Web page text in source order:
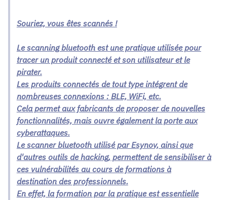
Souriez, vous êtes scannés !
Le scanning bluetooth est une pratique utilisée pour
tracer un produit connecté et son utilisateur et le
pirater.
Les produits connectés de tout type intégrent de
nombreuses connexions : BLE, WiFi, etc.
Cela permet aux fabricants de proposer de nouvelles
fonctionnalités, mais ouvre également la porte aux
cyberattaques.
Le scanner bluetooth utilisé par Esynov, ainsi que
d'autres outils de hacking, permettent de sensibiliser à
ces vulnérabilités au cours de formations à
destination des professionnels.
En effet, la formation par la pratique est essentielle